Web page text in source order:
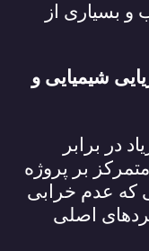
بسیاری از
شیمیایی و
در برابر
بر پروژه
که عدم خرابی
اصلی